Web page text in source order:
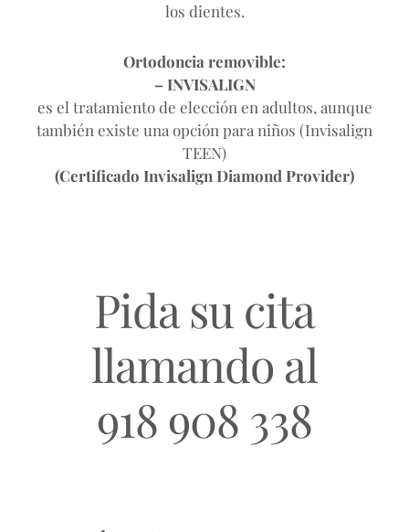
los dientes.
Ortodoncia removible:
– INVISALIGN
es el tratamiento de elección en adultos, aunque
también existe una opción para niños (Invisalign
TEEN)
(Certificado Invisalign Diamond Provider)
Pida su cita
llamando al
918 908 338